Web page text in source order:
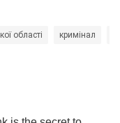
області кримінал